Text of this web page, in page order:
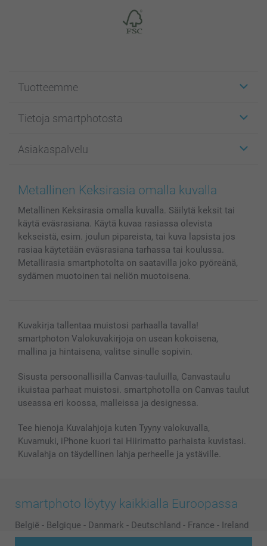
Tuotteemme
Kuvakortit
Kuvakirjat
Valokuvat, Julisteet & Taskukirjat
MyNameBook
Kuvakalenterit & Päivyrit
Valokuvakehykset & Lisätarvikkeet
Lahjakortti
Kaikki kuvatuotteet
Tietoja smartphotosta
Affiliate ohjelma
Evästekäytäntö
Ehdot/takuut
Investor Relations
Asiakaspalvelu
100% tyytyväisyystakuu
Hinnat & maksutavat
Tilausten tila
Metallinen Keksirasia omalla kuvalla
Metallinen Keksirasia omalla kuvalla. Säilytä keksit tai
käytä eväsrasiana. Käytä kuvaa rasiassa olevista
kekseistä, esim. joulun pipareista, tai kuva lapsista jos
rasiaa käytetään eväsrasiana tarhassa tai koulussa.
Metallirasia smartphotolta on saatavilla joko pyöreänä,
sydämen muotoinen tai neliön muotoisena.
Kuvakirja tallentaa muistosi parhaalla tavalla!
smartphoton Valokuvakirjoja on usean kokoisena,
mallina ja hintaisena, valitse sinulle sopivin.
Sisusta persoonallisilla Canvas-tauluilla, Canvastaulu
ikuistaa parhaat muistosi. smartphotolla on Canvas taulut
useassa eri koossa, malleissa ja designessa.
Tee hienoja Kuvalahjoja kuten Tyyny valokuvalla,
Kuvamuki, iPhone kuori tai Hiirimatto parhaista kuvistasi.
Kuvalahja on täydellinen lahja perheelle ja ystäville.
smartphoto löytyy kaikkialla Euroopassa
België - Belgique - Danmark - Deutschland - France - Ireland
- Nederland - Norge - Österreich - Schweiz - Suisse -